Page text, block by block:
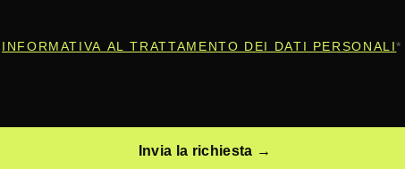
INFORMATIVA AL TRATTAMENTO DEI DATI PERSONALI*